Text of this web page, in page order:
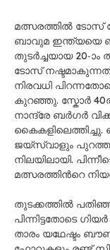
മത്സരത്തിൽ ടോസ്
ബാവുമ ഇന്ത്യയെ
തുടർച്ചയായ 20-
ടോസ്
നിരവധി
കുറഞ്ഞു. സ്കോർ
നാന്ദ്രേ ബർഗർ
ജയ്സ്വാളും
നിലയിലായി.
മത്സരത്തിന്‍റെ
തുടക്കത്തിൽ
പിന്നിട്ടതോടെ
താരം യഥേഷ്ടം